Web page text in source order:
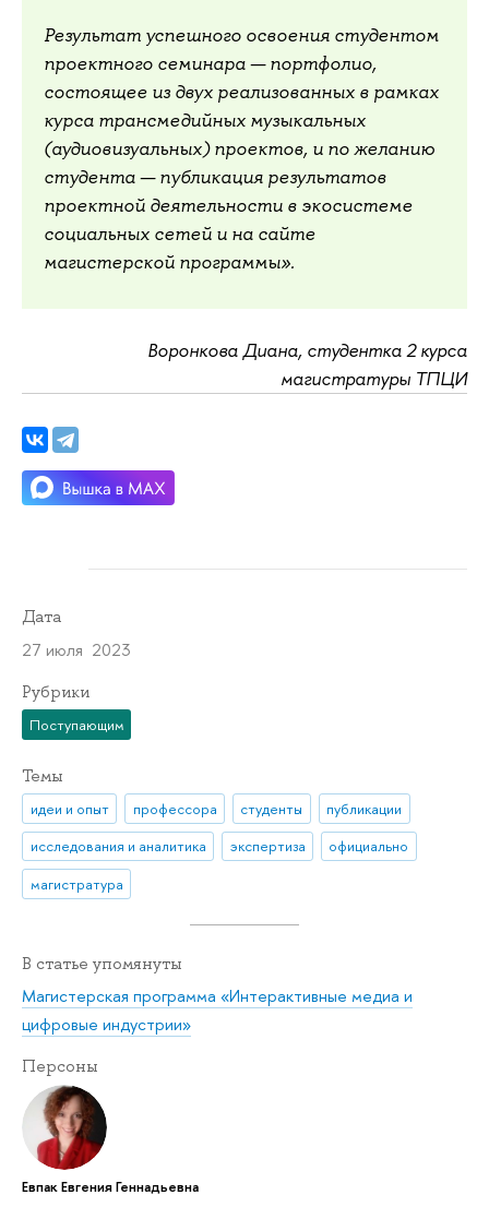
Результат успешного освоения студентом
проектного семинара — портфолио,
состоящее из двух реализованных в рамках
курса трансмедийных музыкальных
(аудиовизуальных) проектов, и по желанию
студента — публикация результатов
проектной деятельности в экосистеме
социальных сетей и на сайте
магистерской программы».
Воронкова Диана, студентка 2 курса
магистратуры ТПЦИ
Дата
27 июля 2023
Рубрики
Поступающим
Темы
идеи и опыт профессора студенты
публикации
исследования и аналитика
экспертиза
официально
магистратура
В статье упомянуты
Магистерская программа «Интерактивные медиа и
цифровые индустрии»
Персоны
Евпак Евгения Геннадьевна